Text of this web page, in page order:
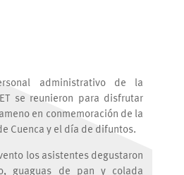
administrativo de la
se reunieron para disfrutar
en conmemoración de la
Cuenca y el día de difuntos.
los asistentes degustaron
guaguas de pan y colada